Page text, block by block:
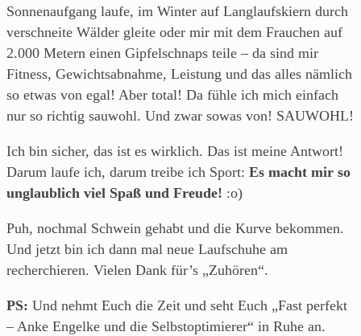
Sonnenaufgang laufe, im Winter auf Langlaufskiern durch
verschneite Wälder gleite oder mir mit dem Frauchen auf
2.000 Metern einen Gipfelschnaps teile – da sind mir
Fitness, Gewichtsabnahme, Leistung und das alles nämlich
so etwas von egal! Aber total! Da fühle ich mich einfach
nur so richtig sauwohl. Und zwar sowas von! SAUWOHL!
Ich bin sicher, das ist es wirklich. Das ist meine Antwort!
Darum laufe ich, darum treibe ich Sport: Es macht mir so
unglaublich viel Spaß und Freude! :o)
Puh, nochmal Schwein gehabt und die Kurve bekommen.
Und jetzt bin ich dann mal neue Laufschuhe am
recherchieren. Vielen Dank für’s „Zuhören“.
PS: Und nehmt Euch die Zeit und seht Euch „Fast perfekt
– Anke Engelke und die Selbstoptimierer“ in Ruhe an.